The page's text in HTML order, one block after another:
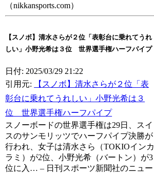
（nikkansports.com）
【スノボ】清水さらが２位「表彰台に乗れてうれ
しい」小野光希は３位 世界選手権ハーフパイプ
日付: 2025/03/29 21:22
引用元:
【スノボ】清水さらが２位「表
彰台に乗れてうれしい」小野光希は３
位 世界選手権ハーフパイプ
スノーボードの世界選手権は29日、スイ
スのサンモリッツでハーフパイプ決勝が
行われ、女子は清水さら（TOKIOインカ
ラミ）が2位、小野光希（バートン）が3
位に入… – 日刊スポーツ新聞社のニュー